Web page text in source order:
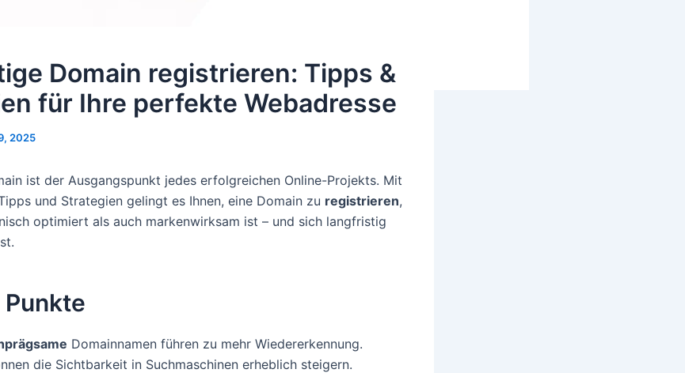
Domain registrieren: Tipps &
für Ihre perfekte Webadresse
2025
ist der Ausgangspunkt jedes erfolgreichen Online-Projekts. Mit
und Strategien gelingt es Ihnen, eine Domain zu registrieren,
optimiert als auch markenwirksam ist – und sich langfristig
Domainnamen führen zu mehr Wiedererkennung.
die Sichtbarkeit in Suchmaschinen erheblich steigern.